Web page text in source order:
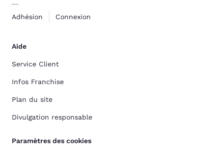
Adhésion Connexion
Aide
Service Client
Infos Franchise
Plan du site
Divulgation responsable
Paramètres des cookies